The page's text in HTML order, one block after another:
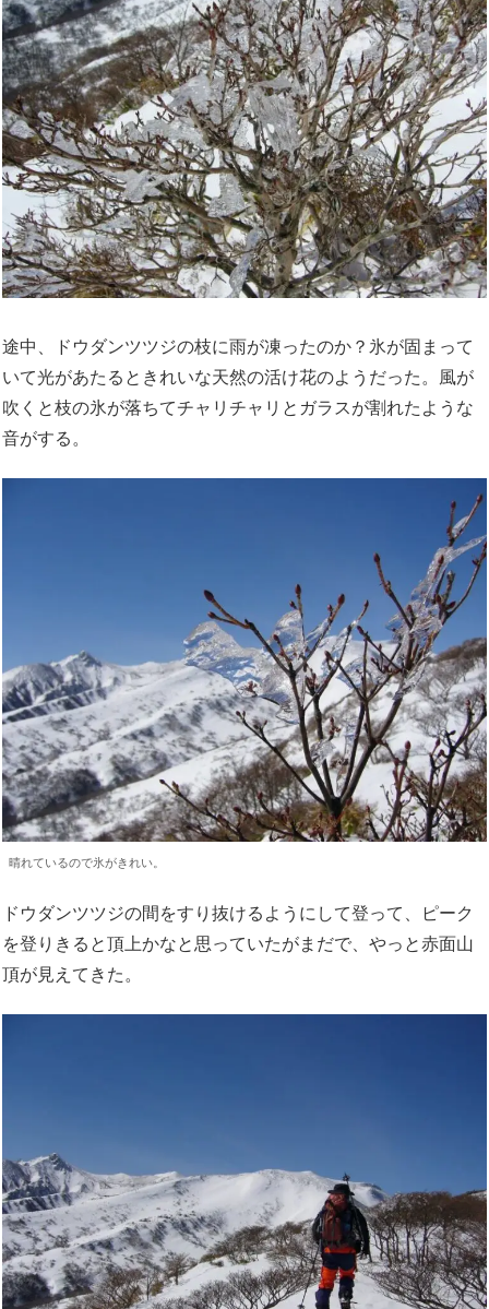
途中、ドウダンツツジの枝に雨が凍ったのか？氷が固まって
いて光があたるときれいな天然の活け花のようだった。風が
吹くと枝の氷が落ちてチャリチャリとガラスが割れたような
音がする。
晴れているので氷がきれい。
ドウダンツツジの間をすり抜けるようにして登って、ピーク
を登りきると頂上かなと思っていたがまだで、やっと赤面山
頂が見えてきた。